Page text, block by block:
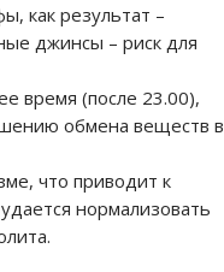
как результат –
джинсы – риск для
время (после 23.00),
обмена веществ в
, что приводит к
нормализовать